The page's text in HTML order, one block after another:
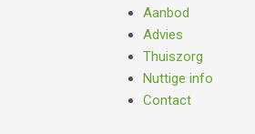
Aanbod
Advies
Thuiszorg
Nuttige info
Contact